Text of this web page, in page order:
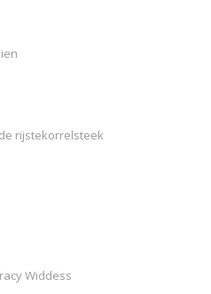
rijstekorrelsteek
Widdess